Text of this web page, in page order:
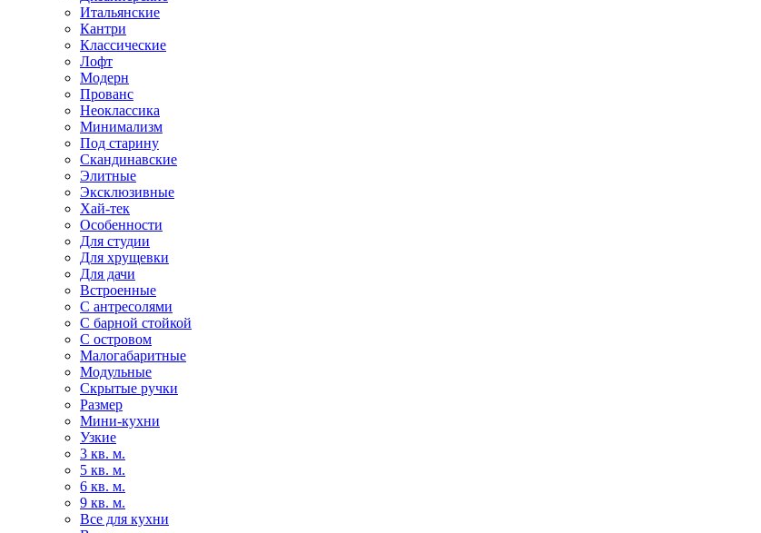
Итальянские
Кантри
Классические
Лофт
Модерн
Прованс
Неоклассика
Минимализм
Под старину
Скандинавские
Элитные
Эксклюзивные
Хай-тек
Особенности
Для студии
Для хрущевки
Для дачи
Встроенные
С антресолями
С барной стойкой
С островом
Малогабаритные
Модульные
Скрытые ручки
Размер
Мини-кухни
Узкие
3 кв. м.
5 кв. м.
6 кв. м.
9 кв. м.
Все для кухни